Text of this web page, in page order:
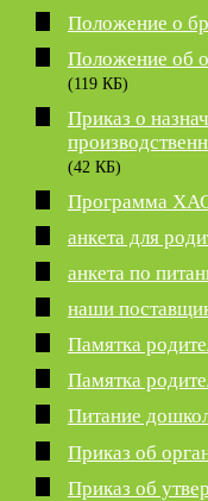
Положение о
Положение об
(119 КБ)
Приказ о
(42 КБ)
Программа
анкета для
анкета по
наши
Памятка
Памятка
Питание
Приказ об
Приказ об